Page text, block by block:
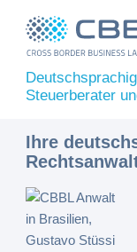
Steuerberater
Ihre